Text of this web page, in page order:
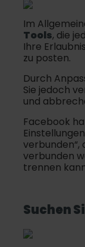
Im
Tools, die
Ihre
zu posten.
Durch
Sie jedoch
und
Facebook
verbunden“,
verbunden
trennen
Suchen